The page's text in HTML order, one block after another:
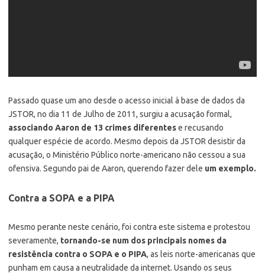
Passado quase um ano desde o acesso inicial à base de dados da
JSTOR, no dia 11 de Julho de 2011, surgiu a acusação formal,
associando Aaron de 13 crimes diferentese recusando
qualquer espécie de acordo. Mesmo depois da JSTOR desistir da
acusação, o Ministério Público norte-americano não cessou a sua
ofensiva. Segundo pai de Aaron, querendo fazer dele um exemplo.
Contra a SOPA e a PIPA
Mesmo perante neste cenário, foi contra este sistema e protestou
severamente, tornando-se num dos principais nomes da
resistência contra o SOPA e o PIPA, as leis norte-americanas que
punham em causa a neutralidade da internet. Usando os seus